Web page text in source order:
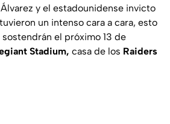
Álvarez y el estadounidense invicto
tuvieron un intenso cara a cara, esto
el próximo 13 de
Stadium, casa de los Raiders